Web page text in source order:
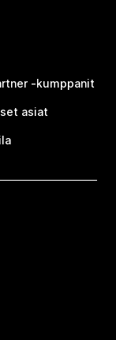
‑kumppanit
asiat